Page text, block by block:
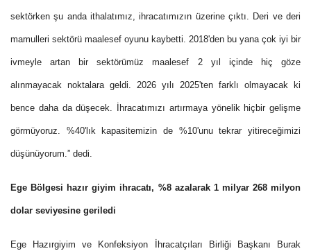
sektörken şu anda ithalatımız, ihracatımızın üzerine çıktı. Deri ve deri
mamulleri sektörü maalesef oyunu kaybetti. 2018'den bu yana çok iyi bir
ivmeyle artan bir sektörümüz maalesef 2 yıl içinde hiç göze
alınmayacak noktalara geldi. 2026 yılı 2025'ten farklı olmayacak ki
bence daha da düşecek. İhracatımızı artırmaya yönelik hiçbir gelişme
görmüyoruz. %40'lık kapasitemizin de %10'unu tekrar yitireceğimizi
düşünüyorum.” dedi.
Ege Bölgesi hazır giyim ihracatı, %8 azalarak 1 milyar 268 milyon
dolar seviyesine geriledi
Ege Hazırgiyim ve Konfeksiyon İhracatçıları Birliği Başkanı Burak